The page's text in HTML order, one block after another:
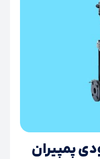
پمپیران